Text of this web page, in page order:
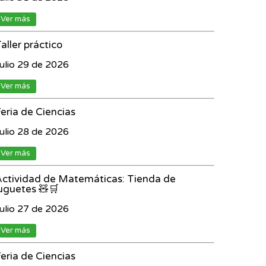
Ver más
práctico
29 de 2026
Ver más
de Ciencias
28 de 2026
Ver más
de Matemáticas: Tienda de
🧸🛒
27 de 2026
Ver más
de Ciencias